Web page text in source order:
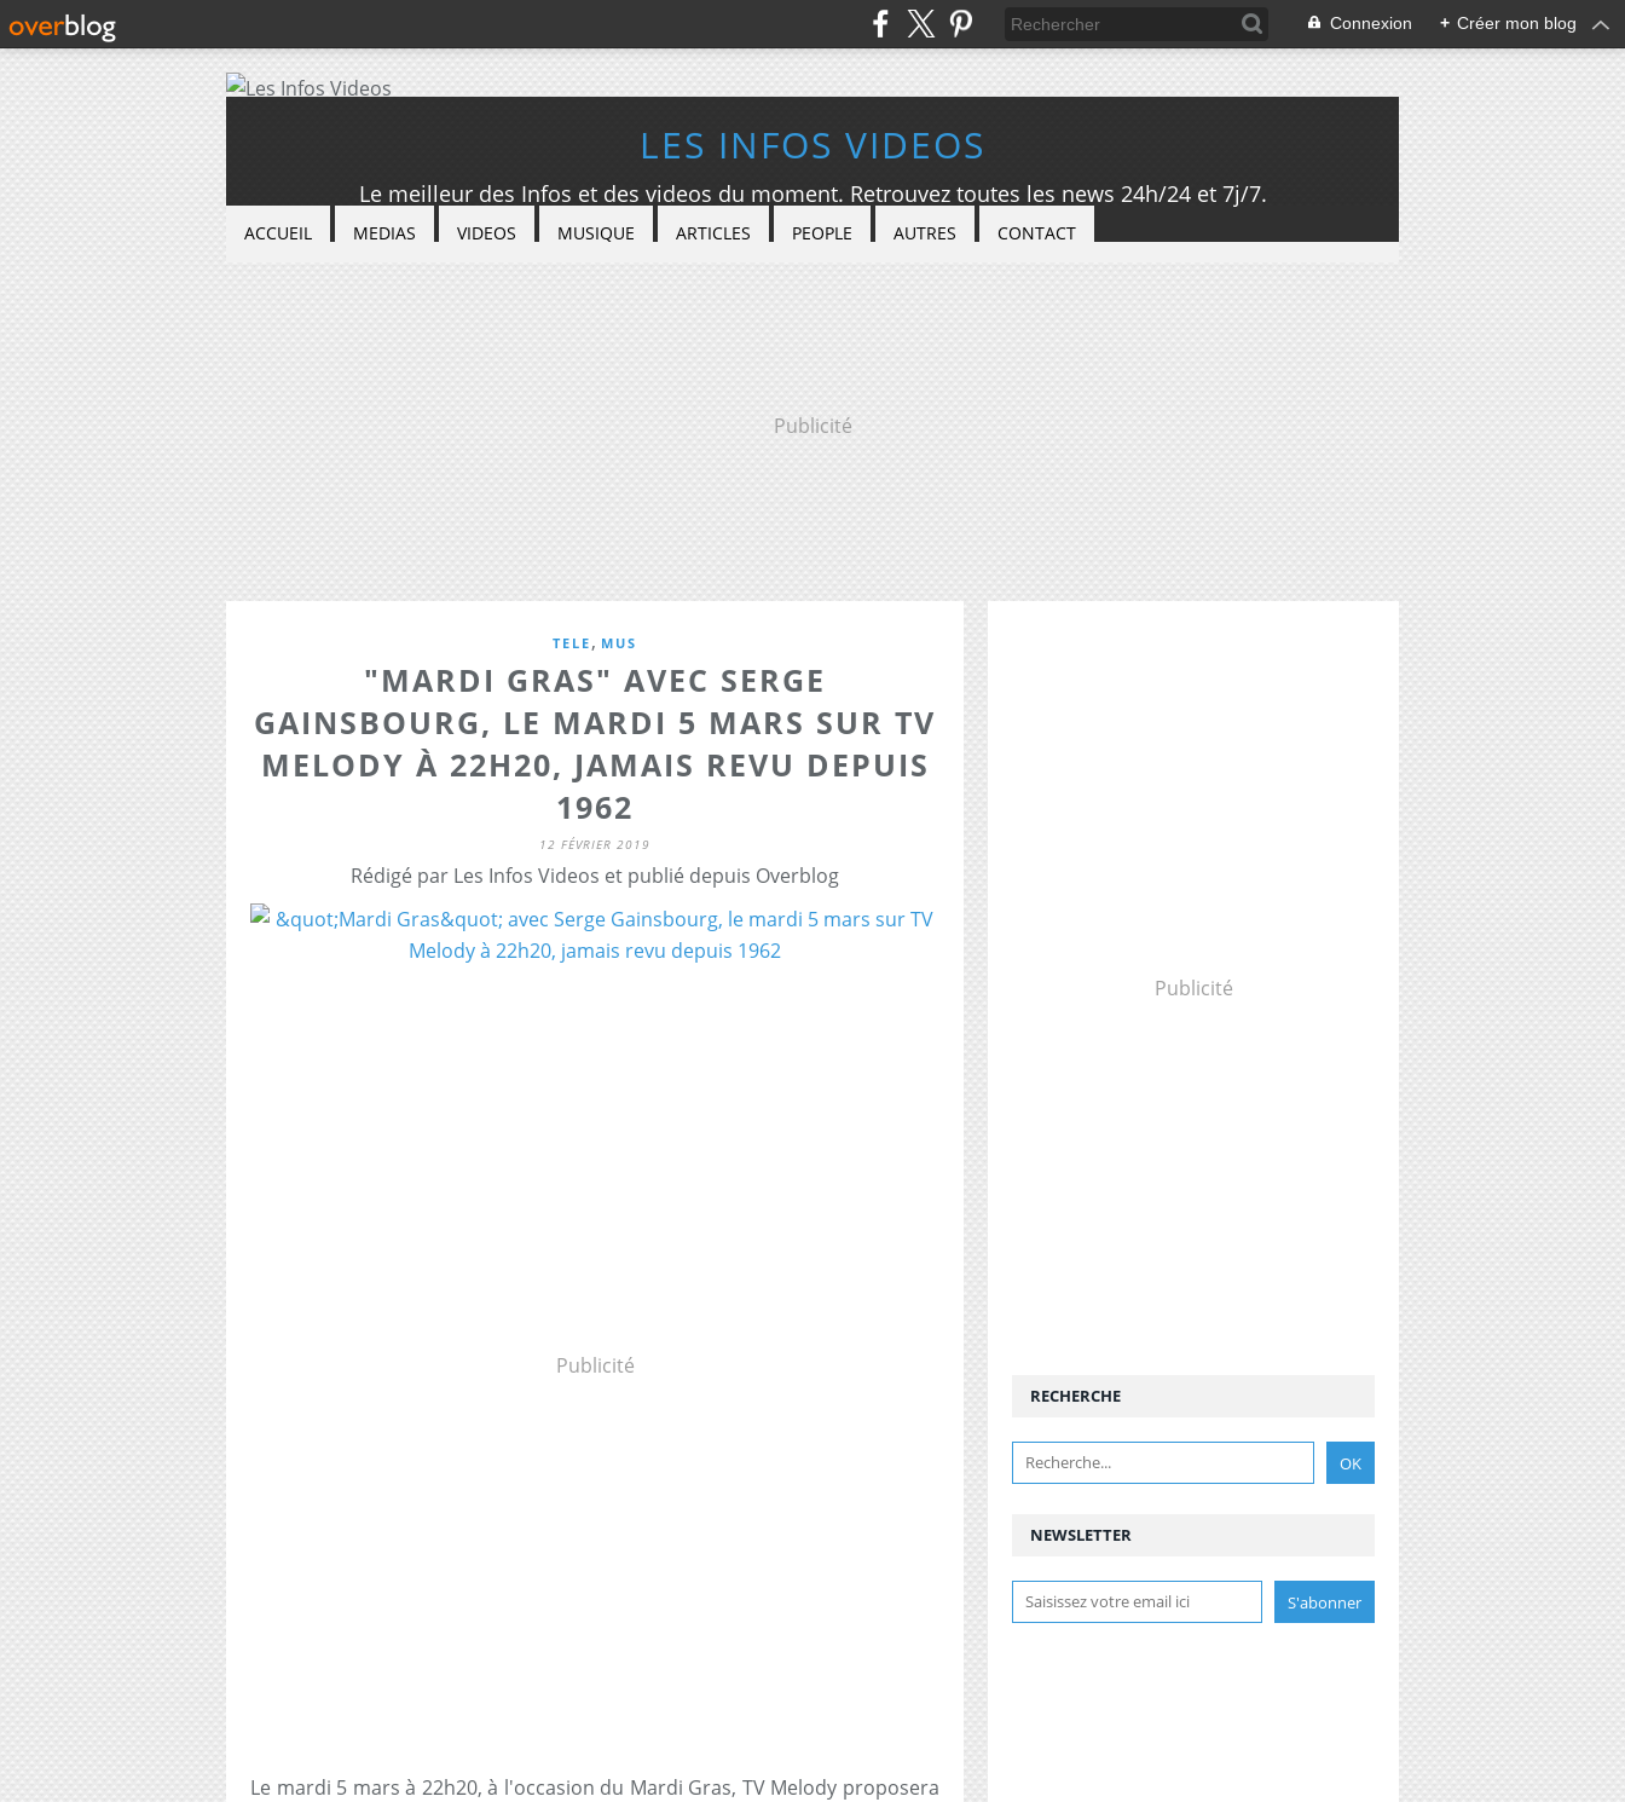
Connexion + Créer mon blog
LES INFOS VIDEOS
Le meilleur des Infos et des videos du moment. Retrouvez toutes les news 24h/24 et 7j/7.
ACCUEIL MEDIAS VIDEOS MUSIQUE ARTICLES PEOPLE AUTRES CONTACT
Publicité
TELE , MUS
"MARDI GRAS" AVEC SERGE
GAINSBOURG, LE MARDI 5 MARS SUR TV
MELODY À 22H20, JAMAIS REVU DEPUIS
1962
12 FÉVRIER 2019
Rédigé par Les Infos Videos et publié depuis Overblog
Publicité
Le mardi 5 mars à 22h20, à l'occasion du Mardi Gras, TV Melody proposera
Publicité
NEWSLETTER
RECHERCHE